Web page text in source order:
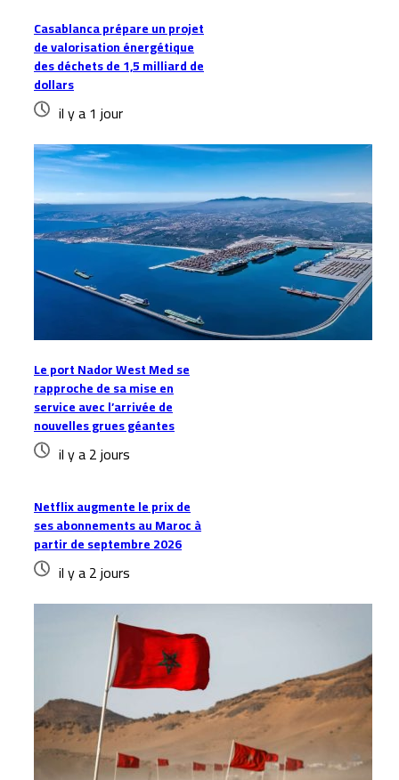
Casablanca prépare un projet
de valorisation énergétique
des déchets de 1,5 milliard de
dollars
il y a 1 jour
Le port Nador West Med se
rapproche de sa mise en
service avec l’arrivée de
nouvelles grues géantes
il y a 2 jours
Netflix augmente le prix de
ses abonnements au Maroc à
partir de septembre 2026
il y a 2 jours